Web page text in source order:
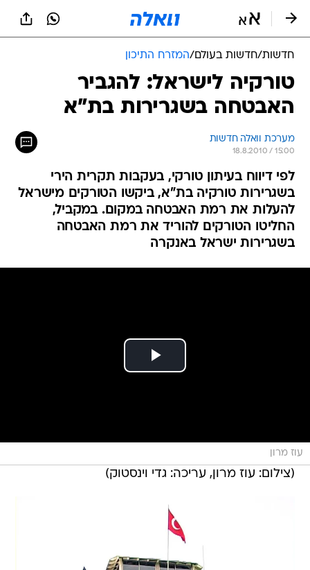
חדשות/חדשות בעולם/המזרח התיכון
טורקיה לישראל: להגביר
האבטחה בשגרירות בת"א
מערכת וואלה חדשות
18.8.2010 / 15:00
לפי דיווח בעיתון טורקי, בעקבות תקרית הירי
בשגרירות טורקיה בת"א, ביקשו הטורקים מישראל
להעלות את רמת האבטחה במקום. במקביל,
החליטו הטורקים להוריד את רמת האבטחה
בשגרירות ישראל באנקרה
עוז מרון
(צילום: עוז מרון, עריכה: גדי וינסטוק)